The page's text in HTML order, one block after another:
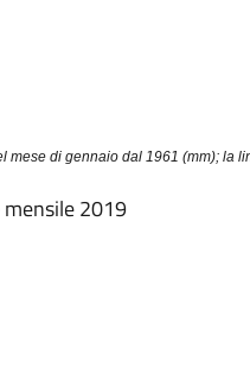
di gennaio dal 1961 (mm); la